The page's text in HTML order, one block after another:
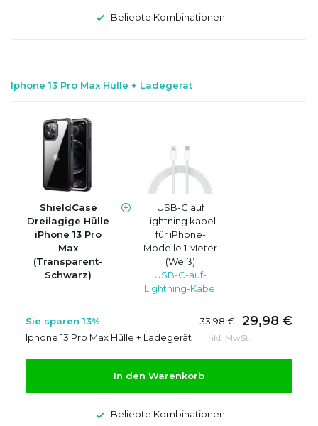
Beliebte Kombinationen
Iphone 13 Pro Max Hülle + Ladegerät
ShieldCase
Dreilagige Hülle
iPhone 13 Pro
Max
(Transparent-
Schwarz)
USB-C auf
Lightning kabel
für iPhone-
Modelle 1 Meter
(Weiß)
USB-C-auf-
Lightning-Kabel
Sie sparen 13% 33,98 € 29,98 €
Iphone 13 Pro Max Hülle + Ladegerät Inkl. MwSt.
In den Warenkorb
Beliebte Kombinationen